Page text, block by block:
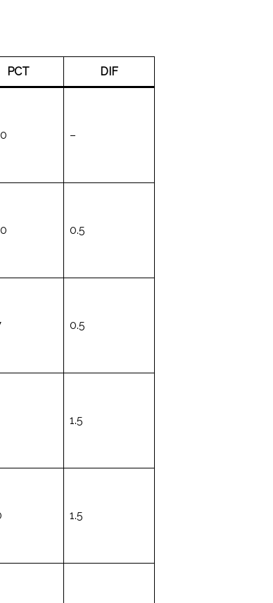
PCT DIF
–
0.5
0.5
1.5
1.5